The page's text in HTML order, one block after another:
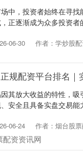
中，投资者始终在寻
正逐渐成为众多投资
06-30 作者：学炒股
规配资平台排名｜
其放大收益的特性，
安全且具备实盘交易
06-24 作者：烟台股
配资资讯网